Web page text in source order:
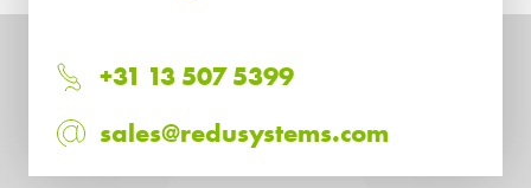
+31 13 507 5399
sales@redusystems.com